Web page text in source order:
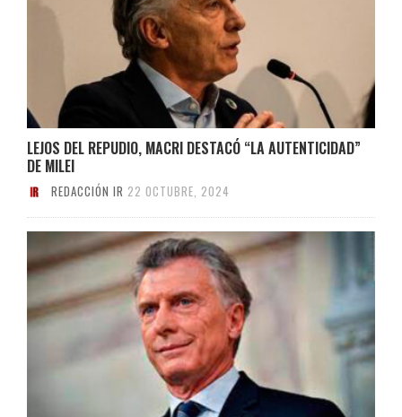
LEJOS DEL REPUDIO, MACRI DESTACÓ “LA AUTENTICIDAD”
DE MILEI
REDACCIÓN IR 22 OCTUBRE, 2024